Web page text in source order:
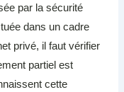
par la sécurité
dans un cadre
privé, il faut vérifier
partiel est
cette